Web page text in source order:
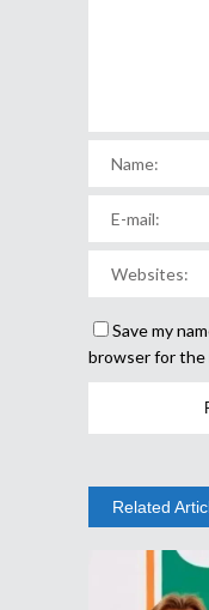
Save my
browser for the
Related